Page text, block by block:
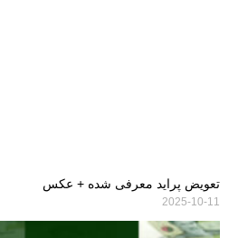
تعویض پراید معرفی شده + عکس
2025-10-11